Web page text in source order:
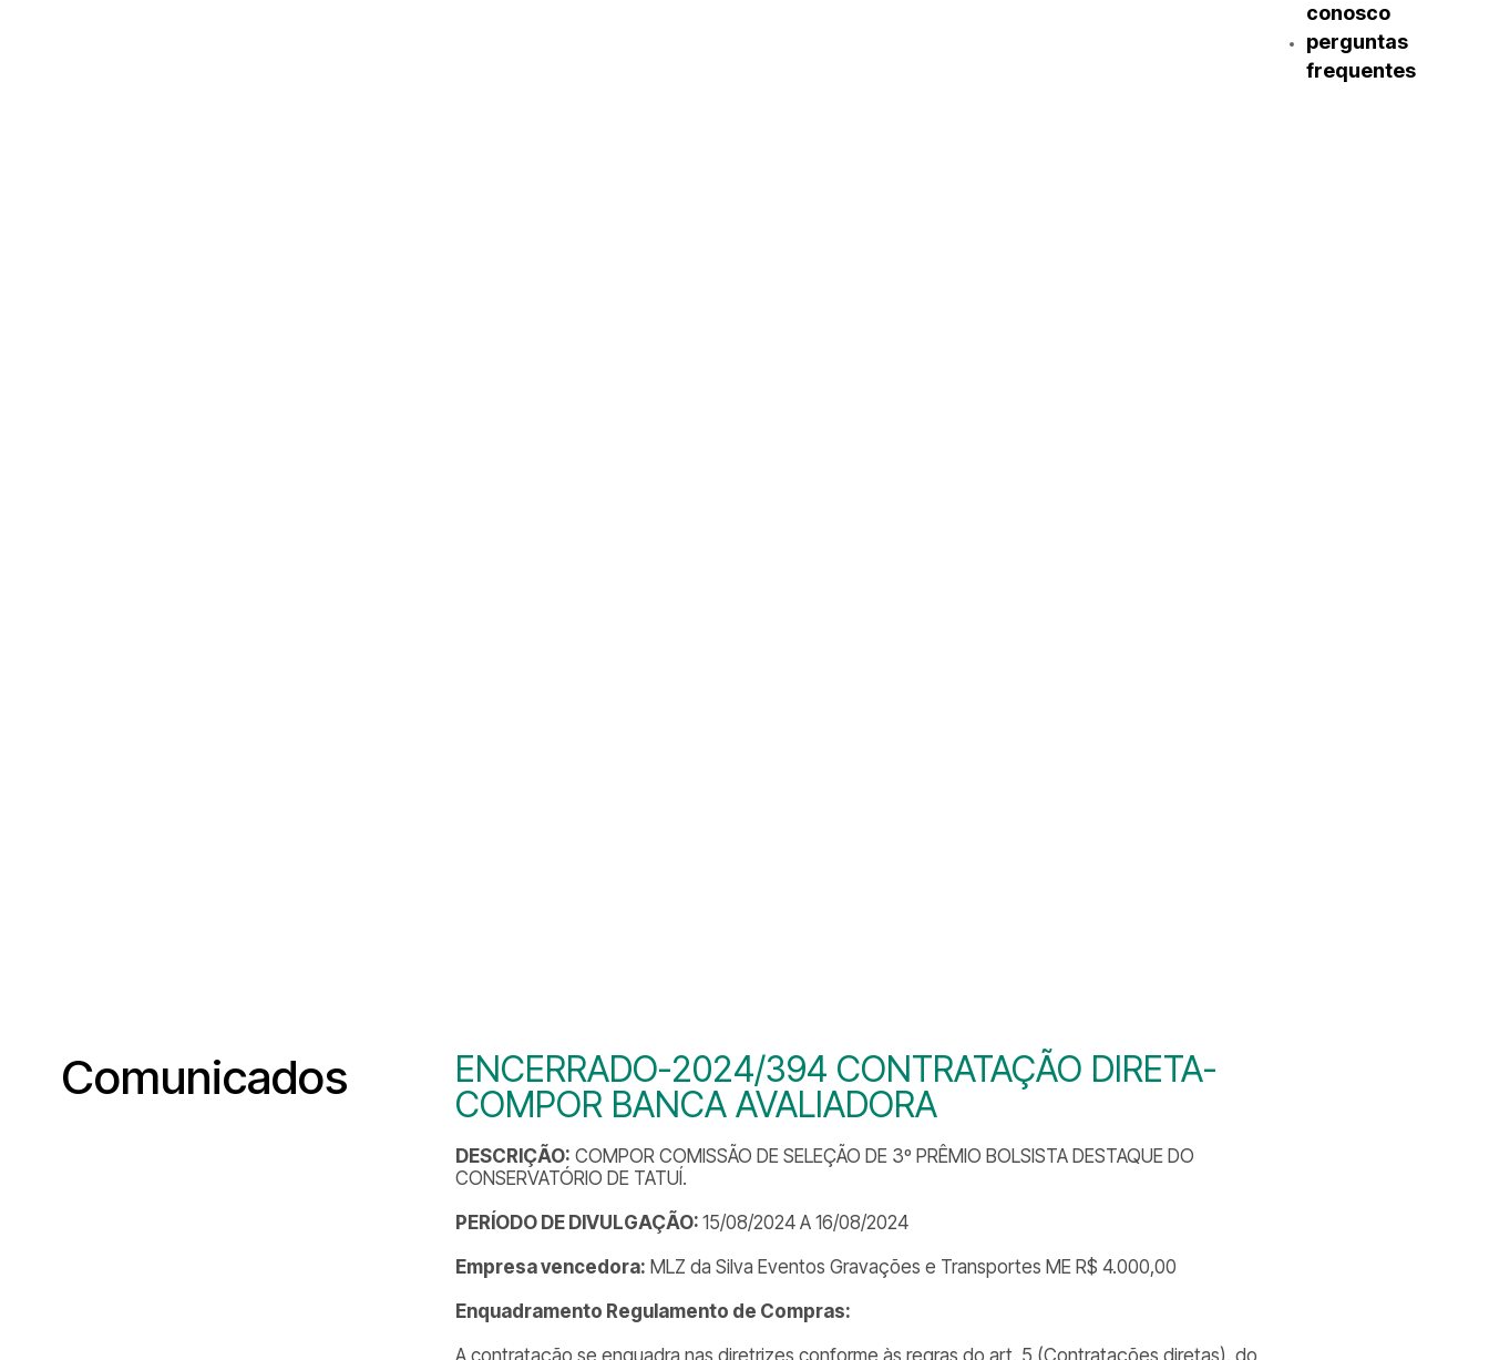
conosco
perguntas
frequentes
Comunicados
ENCERRADO-2024/394 CONTRATAÇÃO DIRETA-
COMPOR BANCA AVALIADORA
DESCRIÇÃO: COMPOR COMISSÃO DE SELEÇÃO DE 3º PRÊMIO BOLSISTA DESTAQUE DO
CONSERVATÓRIO DE TATUÍ.
PERÍODO DE DIVULGAÇÃO:15/08/2024 A 16/08/2024
Empresa vencedora: MLZ da Silva Eventos Gravações e Transportes ME R$ 4.000,00
Enquadramento Regulamento de Compras:
A contratação se enquadra nas diretrizes conforme às regras do art. 5 (Contratações diretas). do